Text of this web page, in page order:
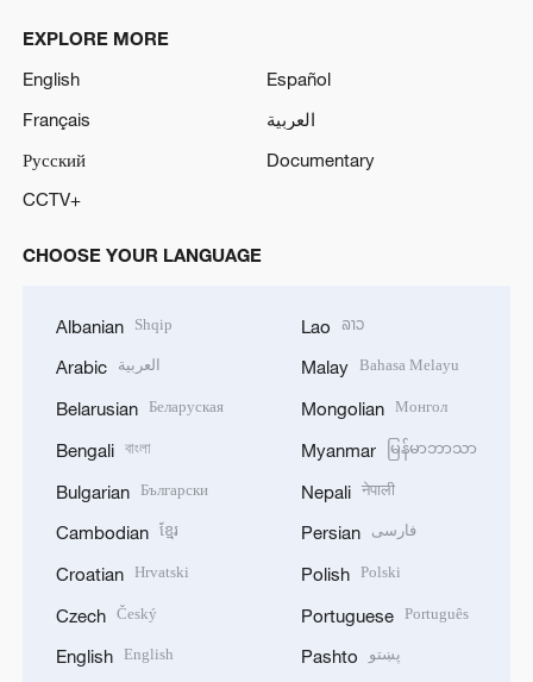
EXPLORE MORE
English
Español
Français
العربية
Русский
Documentary
CCTV+
CHOOSE YOUR LANGUAGE
Albanian Shqip
Arabic العربية
Belarusian Беларуская
Bengali বাংলা
Bulgarian Български
Cambodian ខ្មែរ
Croatian Hrvatski
Czech Český
English English
Lao ລາວ
Malay Bahasa Melayu
Mongolian Монгол
Myanmar မြန်မာဘာသာ
Nepali नेपाली
Persian فارسی
Polish Polski
Portuguese Português
Pashto پښتو